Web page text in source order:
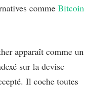
comme Bitcoin
apparaît comme un
sur la devise
Il coche toutes